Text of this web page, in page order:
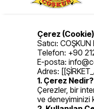
Çerez
Satıcı:
Telefon: +90
E-posta:
Adres:
1. Çerez Nedir?
Çerezler, bir
ve deneyiminizi